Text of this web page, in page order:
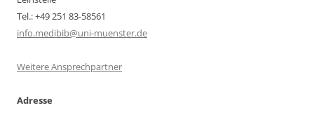
Tel.: +49 251 83-58561
info.medibib@uni-muenster.de
Weitere Ansprechpartner
Adresse